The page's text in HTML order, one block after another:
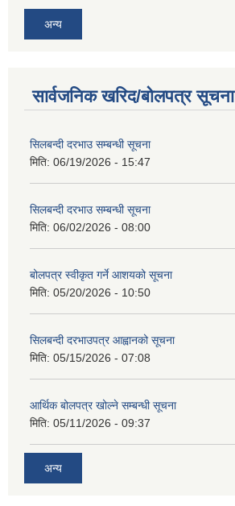
अन्य
सार्वजनिक खरिद/बोलपत्र सूचना
सिलबन्दी दरभाउ सम्बन्धी सूचना
मिति: 06/19/2026 - 15:47
सिलबन्दी दरभाउ सम्बन्धी सूचना
मिति: 06/02/2026 - 08:00
बोलपत्र स्वीकृत गर्ने आशयको सूचना
मिति: 05/20/2026 - 10:50
सिलबन्दी दरभाउपत्र आह्वानको सूचना
मिति: 05/15/2026 - 07:08
आर्थिक बोलपत्र खोल्ने सम्बन्धी सूचना
मिति: 05/11/2026 - 09:37
अन्य